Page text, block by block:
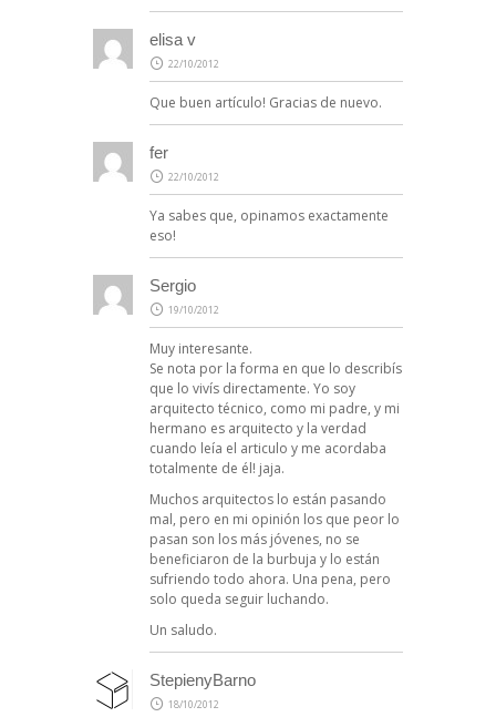
elisa v
22/10/2012
Que buen artículo! Gracias de nuevo.
fer
22/10/2012
Ya sabes que, opinamos exactamente
eso!
Sergio
19/10/2012
Muy interesante.
Se nota por la forma en que lo describís
que lo vivís directamente. Yo soy
arquitecto técnico, como mi padre, y mi
hermano es arquitecto y la verdad
cuando leía el articulo y me acordaba
totalmente de él! jaja.
Muchos arquitectos lo están pasando
mal, pero en mi opinión los que peor lo
pasan son los más jóvenes, no se
beneficiaron de la burbuja y lo están
sufriendo todo ahora. Una pena, pero
solo queda seguir luchando.
Un saludo.
StepienyBarno
18/10/2012